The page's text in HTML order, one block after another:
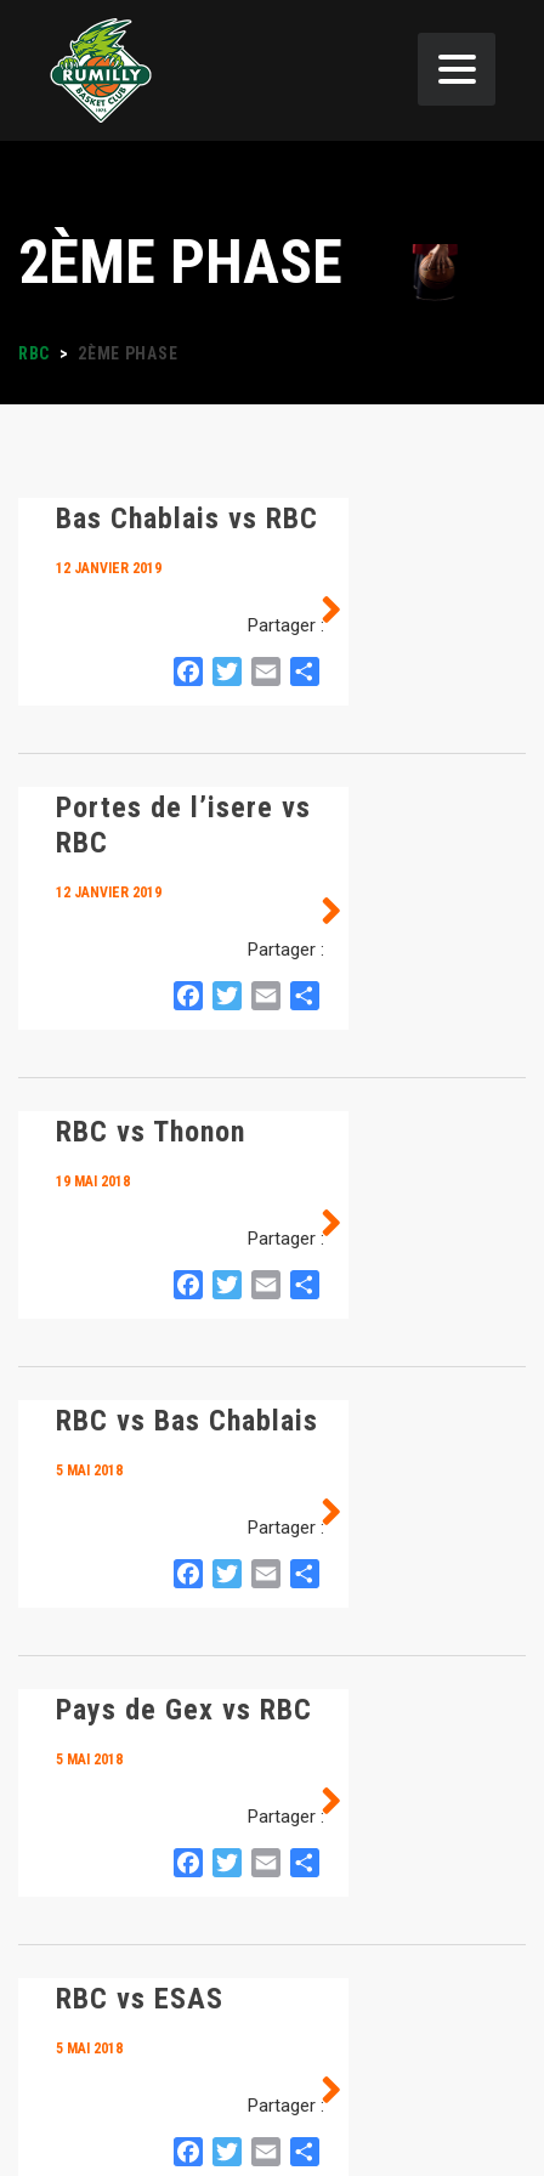
2ÈME PHASE
RBC > 2ÈME PHASE
Bas Chablais vs RBC
12 JANVIER 2019
Partager :
FacebookTwitterEmail
Portes de l’isere vs
RBC
12 JANVIER 2019
Partager :
FacebookTwitterEmail
RBC vs Thonon
19 MAI 2018
Partager :
FacebookTwitterEmail
RBC vs Bas Chablais
5 MAI 2018
Partager :
FacebookTwitterEmail
Pays de Gex vs RBC
5 MAI 2018
Partager :
FacebookTwitterEmail
RBC vs ESAS
5 MAI 2018
Partager :
FacebookTwitterEmail